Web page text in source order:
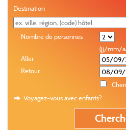
Destination
Nombre de personnes
(jj/mm/
Aller
Retour
Voyagez-vous avec enfants?